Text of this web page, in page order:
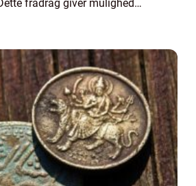
fradrag giver mulighed